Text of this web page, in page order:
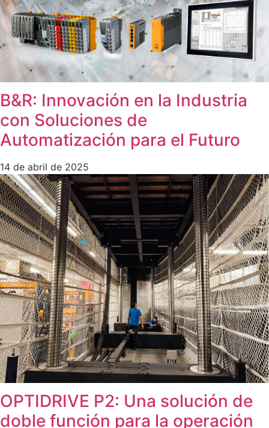
B&R: Innovación en la Industria
con Soluciones de
Automatización para el Futuro
14 de abril de 2025
OPTIDRIVE P2: Una solución de
doble función para la operación